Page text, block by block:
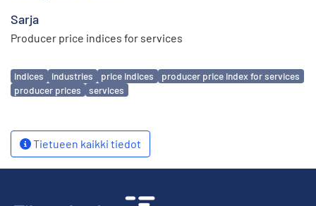
Sarja
Producer price indices for services
Avainsanat
indices industries price indices
producer price index for services
producer prices
services
Tietueen kaikki tiedot